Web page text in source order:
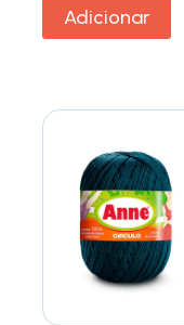
Adicionar